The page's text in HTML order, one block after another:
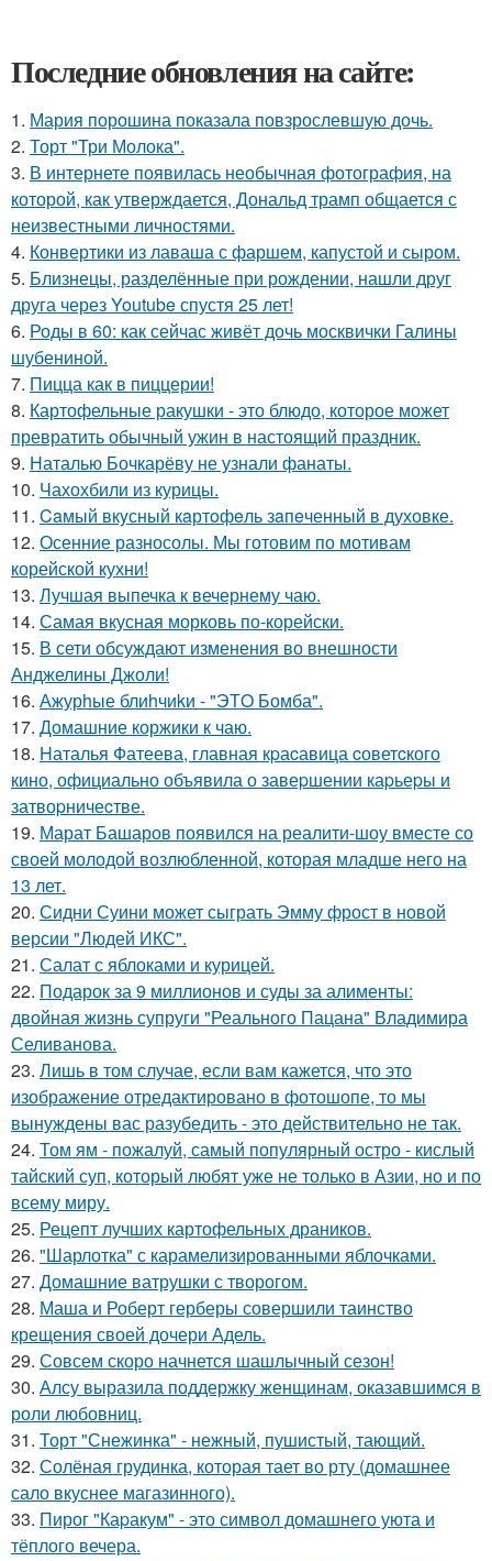
Последние обновления на сайте:
1. Мария порошина показала повзрослевшую дочь.
2. Торт "Три Молока".
3. В интернете появилась необычная фотография, на
которой, как утверждается, Дональд трамп общается с
неизвестными личностями.
4. Конвертики из лаваша с фаршем, капустой и сыром.
5. Близнецы, разделённые при рождении, нашли друг
друга через Youtube спустя 25 лет!
6. Роды в 60: как сейчас живёт дочь москвички Галины
шубениной.
7. Пицца как в пиццерии!
8. Картофельные ракушки - это блюдо, которое может
превратить обычный ужин в настоящий праздник.
9. Наталью Бочкарёву не узнали фанаты.
10. Чахохбили из курицы.
11. Caмый вкyсный кaртoфeль зaпeченный в духовке.
12. Осенние разносолы. Мы готовим по мотивам
корейской кухни!
13. Лучшая выпечка к вечернему чаю.
14. Самая вкусная морковь по-корейски.
15. В сети обсуждают изменения во внешности
Анджелины Джоли!
16. Ажурhые блиhчиkи - "ЭТO Бомба".
17. Домашние коржики к чаю.
18. Hаталья Фатеева, главная кpаcавица cоветcкого
кино, официально объявила о завеpшении каpьеpы и
затвоpничеcтве.
19. Марат Башаров появился на реалити-шоу вместе со
своей молодой возлюбленной, которая младше него на
13 лет.
20. Сидни Суини может сыграть Эмму фрост в новой
версии "Людей ИКС".
21. Салат с яблоками и курицей.
22. Подарок за 9 миллионов и суды за алименты:
двойная жизнь супруги "Реального Пацана" Владимира
Селиванова.
23. Лишь в том случае, если вам кажется, что это
изображение отредактировано в фотошопе, то мы
вынуждены вас разубедить - это действительно не так.
24. Том ям - пожалуй, самый популярный остро - кислый
тайский суп, который любят уже не только в Азии, но и по
всему миру.
25. Рецепт лучших картофельных драников.
26. "Шарлотка" с карамелизированными яблочками.
27. Домашние ватрушки с творогом.
28. Маша и Роберт герберы совершили таинство
крещения своей дочери Адель.
29. Совсем скоро начнется шашлычный сезон!
30. Алсу выразила поддержку женщинам, оказавшимся в
роли любовниц.
31. Торт "Снежинка" - нежный, пушистый, тающий.
32. Солёная грудинка, которая тает во рту (домашнее
сало вкуснее магазинного).
33. Пирог "Каpакум" - это символ домашнего уюта и
тёплого вечера.